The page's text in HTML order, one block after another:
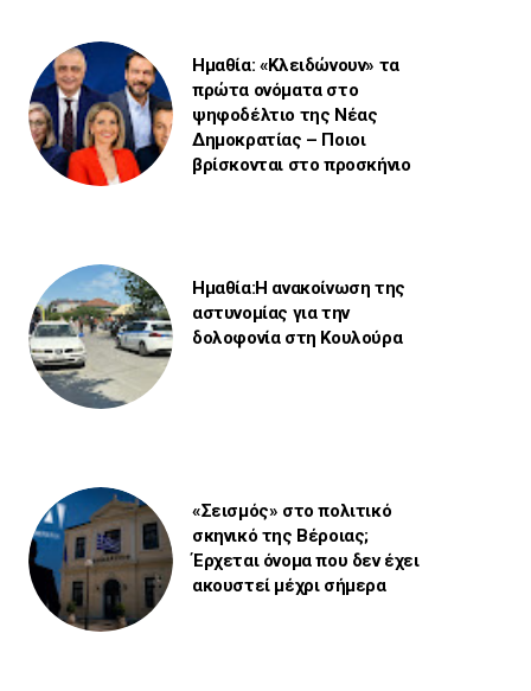
Ημαθία: «Κλειδώνουν» τα
πρώτα ονόματα στο
ψηφοδέλτιο της Νέας
Δημοκρατίας – Ποιοι
βρίσκονται στο προσκήνιο
Ημαθία:Η ανακοίνωση της
αστυνομίας για την
δολοφονία στη Κουλούρα
«Σεισμός» στο πολιτικό
σκηνικό της Βέροιας;
Έρχεται όνομα που δεν έχει
ακουστεί μέχρι σήμερα